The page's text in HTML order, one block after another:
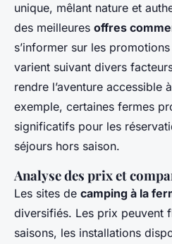
Samuel • 26 février 2025 5 min
unique, mêlant nature et
des meilleures offres
s’informer sur les
varient suivant divers
rendre l’aventure accessible
exemple, certaines fermes
significatifs pour les
séjours hors saison.
Analyse des prix et
Les sites de camping à la
diversifiés. Les prix peuvent
saisons, les installations